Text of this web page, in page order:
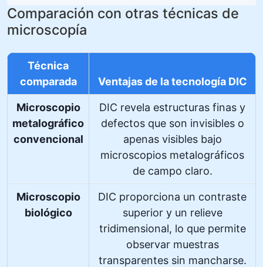
Comparación con otras técnicas de
microscopía
Técnica
comparada
Ventajas de la tecnología DIC
Microscopio
metalográfico
convencional
DIC revela estructuras finas y
defectos que son invisibles o
apenas visibles bajo
microscopios metalográficos
de campo claro.
Microscopio
biológico
DIC proporciona un contraste
superior y un relieve
tridimensional, lo que permite
observar muestras
transparentes sin mancharse.